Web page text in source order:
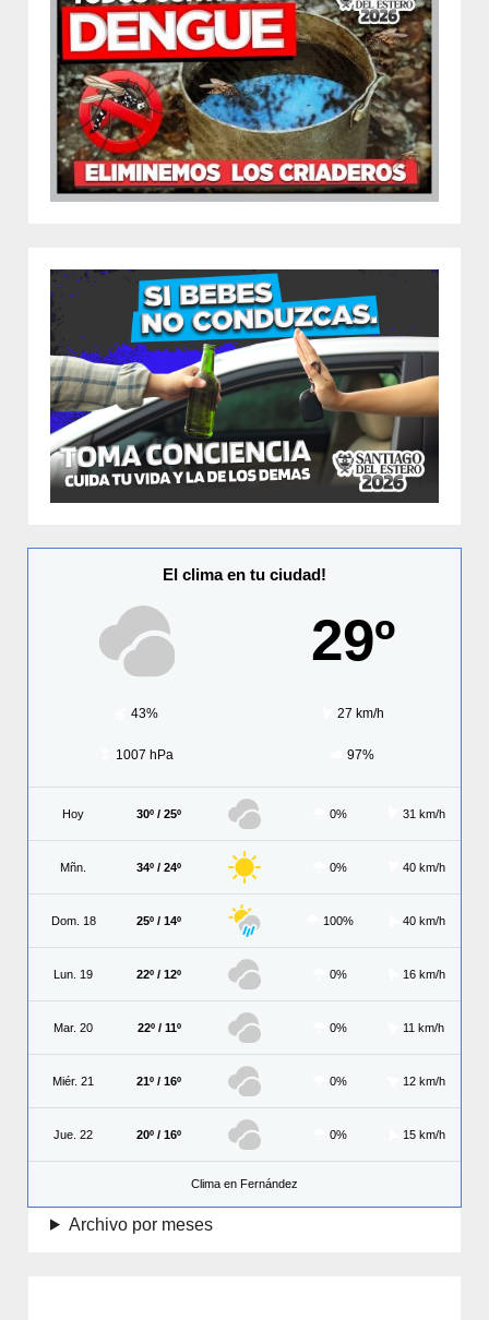
El clima en tu ciudad!
29º
43% 27 km/h
1007 hPa 97%
Hoy 30º / 25º 0% 31 km/h
Mñn. 34º / 24º 0% 40 km/h
Dom. 18 25º / 14º 100% 40 km/h
Lun. 19 22º / 12º 0% 16 km/h
Mar. 20 22º / 11º 0% 11 km/h
Miér. 21 21º / 16º 0% 12 km/h
Jue. 22 20º / 16º 0% 15 km/h
Clima en Fernández
Archivo por meses